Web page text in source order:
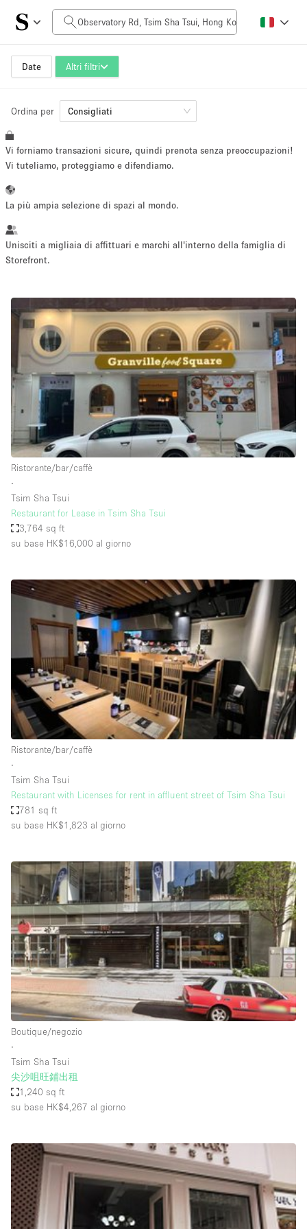
Date Altri filtri
Prezzo al giorno
HK$0
Dimensioni dello spazio
5000+ sq ft
~ 13 persone
artistico
Servizio
fotografico
Conferenza Meeting Ufficio
Acquista
Condividi
Tipo di spazio
Acquista Condividi
Atelier / Laboratorio
Camion
Container
Fiera/festival
Galleria d'arte
Hall
Imbarcazione
Magazzino
Negozio in centro commerciale
Sala conferenze
Sala riunioni
Spazio creativo
Spazio hall
Spazio per Eventi
Spazio pubblicitario
Spazio unico
Stand / Bancarella
Stand / Chiosco / Stand
Studio fotografico / riprese
Uffici
Villa / Casa
Dotazioni dello spazio
Accesso per disabili
Ampia Porta d'Ingresso
Ordina per Consigliati
Vi forniamo transazioni sicure, quindi prenota senza preoccupazioni!
Vi tuteliamo, proteggiamo e difendiamo.
La più ampia selezione di spazi al mondo.
Unisciti a migliaia di affittuari e marchi all'interno della famiglia di
Storefront.
Ristorante/bar/caffè
∙
Tsim Sha Tsui
Restaurant for Lease in Tsim Sha Tsui
3,764 sq ft
su base HK$16,000 al giorno
Ristorante/bar/caffè
∙
Tsim Sha Tsui
Restaurant with Licenses for rent in affluent street of Tsim Sha Tsui
781 sq ft
su base HK$1,823 al giorno
Boutique/negozio
∙
Tsim Sha Tsui
尖沙咀旺鋪出租
1,240 sq ft
su base HK$4,267 al giorno